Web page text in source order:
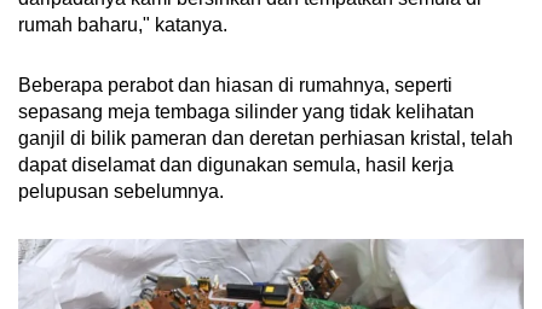
rumah baharu," katanya.
Beberapa perabot dan hiasan di rumahnya, seperti
sepasang meja tembaga silinder yang tidak kelihatan
ganjil di bilik pameran dan deretan perhiasan kristal, telah
dapat diselamat dan digunakan semula, hasil kerja
pelupusan sebelumnya.